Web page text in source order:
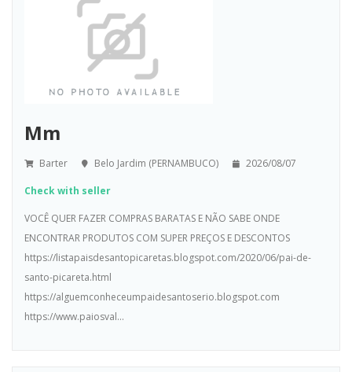
Mm
Barter Belo Jardim (PERNAMBUCO) 2026/08/07
Check with seller
VOCÊ QUER FAZER COMPRAS BARATAS E NÃO SABE ONDE
ENCONTRAR PRODUTOS COM SUPER PREÇOS E DESCONTOS
https://listapaisdesantopicaretas.blogspot.com/2020/06/pai-de-
santo-picareta.html
https://alguemconheceumpaidesantoserio.blogspot.com
https://www.paiosval...